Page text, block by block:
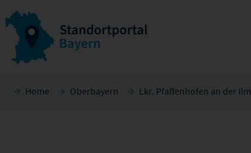
Home Oberbayern Lkr. Pfaffenhofen an der Ilm